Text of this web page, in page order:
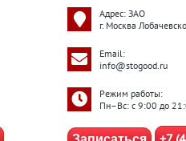
Адрес: ЗАО
г. Москва
Email:
info@stogood.ru
Режим работы:
Пн–Вс: с 9:00 до